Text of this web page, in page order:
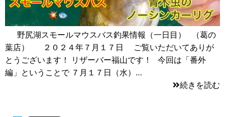
野尻湖スモールマウスバス釣果情報（一日目） （葛の
葉店） ２０２４年７月１７日 ご覧いただいてありが
とうございます！ リザーバー福山です！ 今回は「番外
編」ということで ７月１７日（水）…
続きを読む